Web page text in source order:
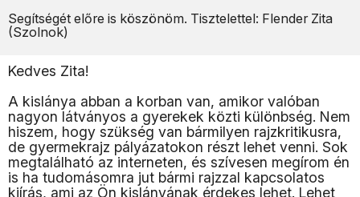
Segítségét előre is köszönöm. Tisztelettel: Flender Zita
(Szolnok)
Kedves Zita!
A kislánya abban a korban van, amikor valóban
nagyon látványos a gyerekek közti különbség. Nem
hiszem, hogy szükség van bármilyen rajzkritikusra,
de gyermekrajz pályázatokon részt lehet venni. Sok
megtalálható az interneten, és szívesen megírom én
is ha tudomásomra jut bármi rajzzal kapcsolatos
kiírás, ami az Ön kislányának érdekes lehet. Lehet